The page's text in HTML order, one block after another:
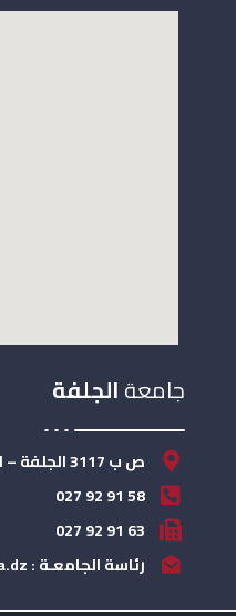
جامعةالجلفة
ص ب 3117 الجلفة – الجزائر
58 91 92 027
63 91 92 027
رئاسة الجامعـة : contact@univ-djelfa.dz